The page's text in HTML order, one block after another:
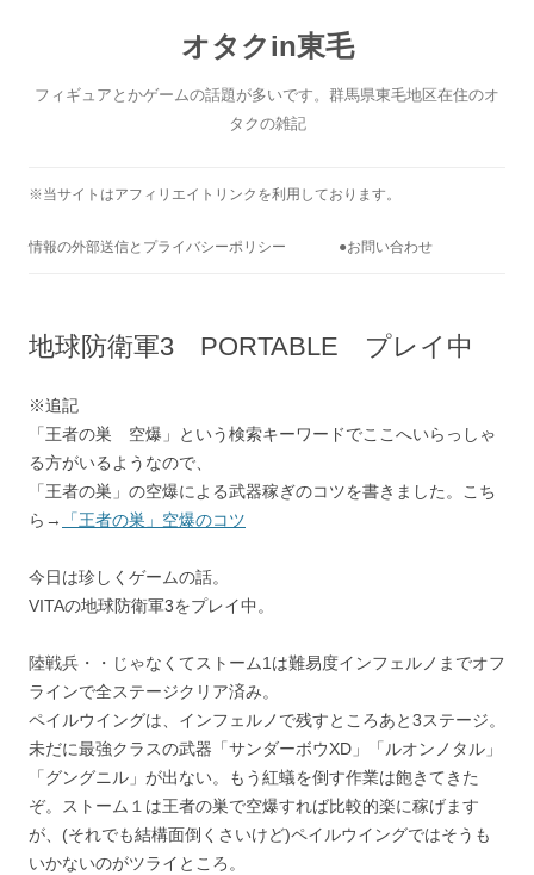
へ
ス
オタクin東毛
フィギュアとかゲームの話題が多いです。群馬県東毛地区在住のオ
タクの雑記
※当サイトはアフィリエイトリンクを利用しております。
情報の外部送信とプライバシーポリシー ●お問い合わせ
地球防衛軍3 PORTABLE プレイ中
※追記
「王者の巣 空爆」という検索キーワードでここへいらっしゃ
る方がいるようなので、
「王者の巣」の空爆による武器稼ぎのコツを書きました。こち
ら→
「王者の巣」空爆のコツ
今日は珍しくゲームの話。
VITAの地球防衛軍3をプレイ中。
陸戦兵・・じゃなくてストーム1は難易度インフェルノまでオフ
ラインで全ステージクリア済み。
ペイルウイングは、インフェルノで残すところあと3ステージ。
未だに最強クラスの武器「サンダーボウXD」「ルオンノタル」
「グングニル」が出ない。もう紅蟻を倒す作業は飽きてきた
ぞ。ストーム１は王者の巣で空爆すれば比較的楽に稼げます
が、(それでも結構面倒くさいけど)ペイルウイングではそうも
いかないのがツライところ。